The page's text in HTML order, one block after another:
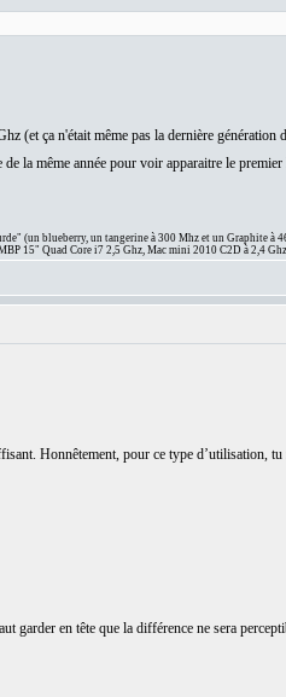
(et ça n'était même pas la dernière
la même année pour voir apparaitre le
(un blueberry, un tangerine à 300 Mhz et un
15" Quad Core i7 2,5 Ghz, Mac mini 2010 C2D à 2,4
Honnêtement, pour ce type d’utilisation,
en tête que la différence ne sera